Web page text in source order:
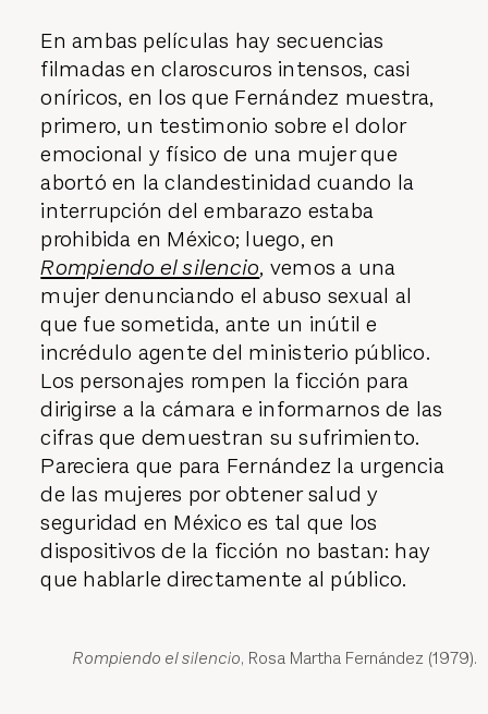
En ambas películas hay secuencias
filmadas en claroscuros intensos, casi
oníricos, en los que Fernández muestra,
primero, un testimonio sobre el dolor
emocional y físico de una mujer que
abortó en la clandestinidad cuando la
interrupción del embarazo estaba
prohibida en México; luego, en
Rompiendo el silencio, vemos a una
mujer denunciando el abuso sexual al
que fue sometida, ante un inútil e
incrédulo agente del ministerio público.
Los personajes rompen la ficción para
dirigirse a la cámara e informarnos de las
cifras que demuestran su sufrimiento.
Pareciera que para Fernández la urgencia
de las mujeres por obtener salud y
seguridad en México es tal que los
dispositivos de la ficción no bastan: hay
que hablarle directamente al público.
Rompiendo el silencio, Rosa Martha Fernández (1979).